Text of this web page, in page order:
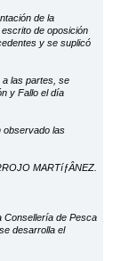
de la
de oposición
y se suplicó
a las partes, se
y Fallo el día
observado las
MARTíƒÂNEZ.
Consellería de Pesca
desarrolla el